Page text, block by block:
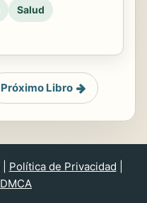
Salud
Próximo Libro
Política de Privacidad
DMCA